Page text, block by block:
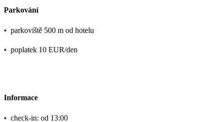
Parkování
• parkoviště 500 m od hotelu
• poplatek 10 EUR/den
Informace
• check-in: od 13:00